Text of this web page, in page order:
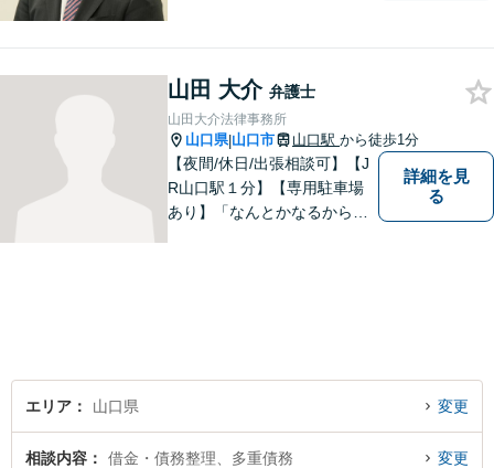
相談ください。
山田 大介 弁護士
山田大介法律事務所
山口県|山口市 山口駅 から徒歩1分
【夜間/休日/出張相談可】【J
R山口駅１分】【専用駐車場
あり】「なんとかなるから大
詳細を見
る
エリア 山口県 変更
相談内容 借金・債務整理、多重債務 変更